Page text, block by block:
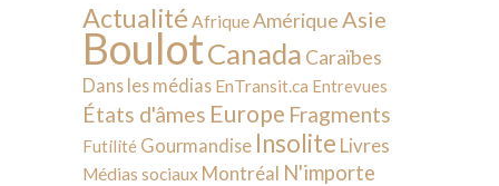
Actualité AfriqueAmérique Asie
BoulotCanada Caraïbes
Dans les médias EnTransit.ca Entrevues
États d'âmes Europe Fragments
Futilité Gourmandise Insolite Livres
Médias sociaux Montréal N'importe